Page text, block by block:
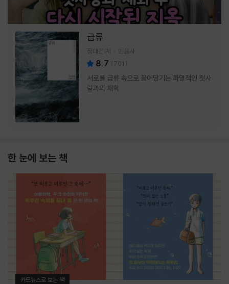
급류
정대건 저 민음사
8.7 (701 )
서로를 급류 속으로 끌어당기는 파멸적인 첫사
랑과의 재회
한 눈에 보는 책
카드뉴스로 보는 책